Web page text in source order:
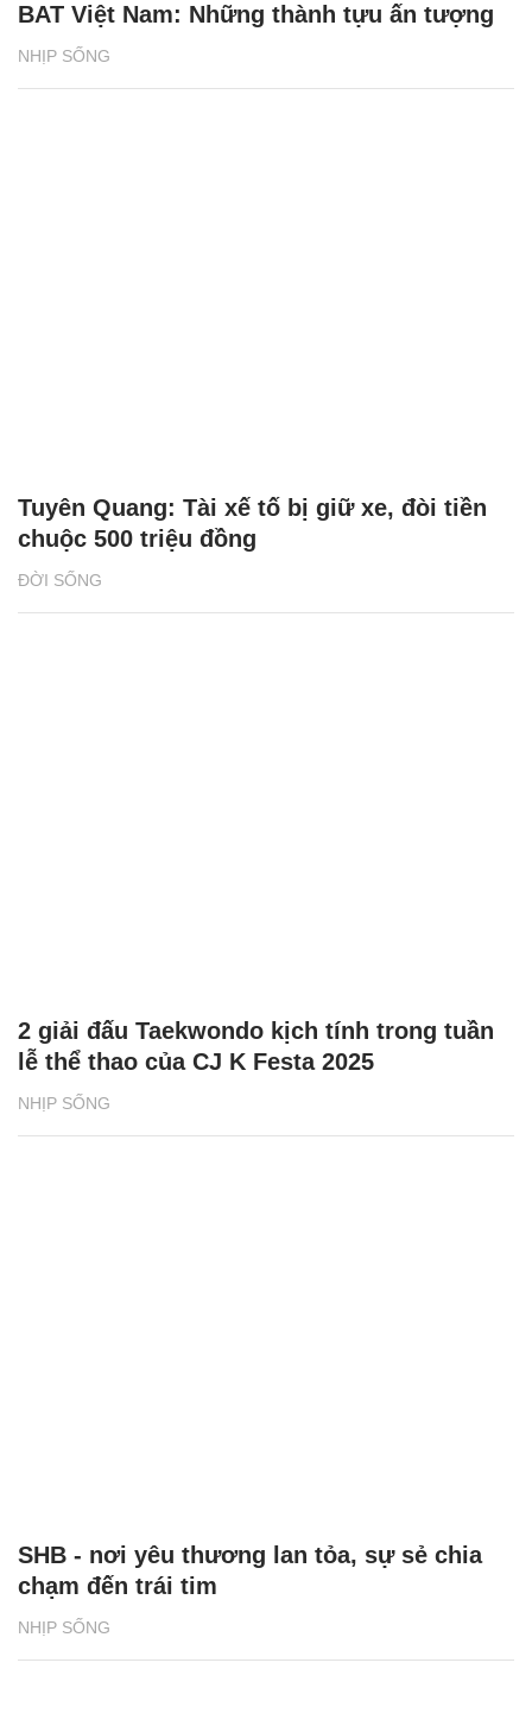
NHỊP SỐNG
BAT Việt Nam: Những thành tựu ấn tượng
ĐỜI SỐNG
Tuyên Quang: Tài xế tố bị giữ xe, đòi tiền
chuộc 500 triệu đồng
NHỊP SỐNG
2 giải đấu Taekwondo kịch tính trong tuần
lễ thể thao của CJ K Festa 2025
NHỊP SỐNG
SHB - nơi yêu thương lan tỏa, sự sẻ chia
chạm đến trái tim